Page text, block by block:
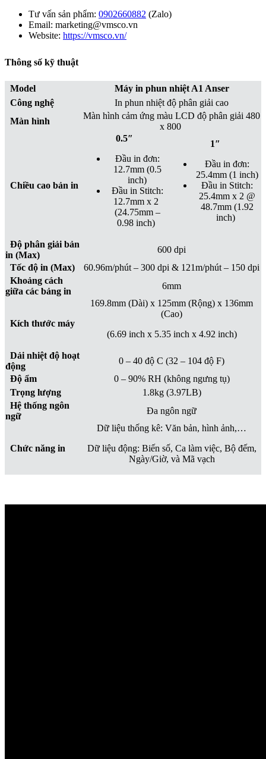
Tư vấn sản phẩm: 0902660882 (Zalo)
Email: marketing@vmsco.vn
Website: https://vmsco.vn/
Thông số kỹ thuật
Model
Máy in phun nhiệt A1 Anser
Công nghệ
In phun nhiệt độ phân giải cao
Màn hình
Màn hình cảm ứng màu LCD độ phân giải 480
x 800
Chiều cao bản in
0.5″
Đầu in đơn:
12.7mm (0.5
inch)
Đầu in Stitch:
12.7mm x 2
(24.75mm –
0.98 inch)
1″
Đầu in đơn:
25.4mm (1 inch)
Đầu in Stitch:
25.4mm x 2 @
48.7mm (1.92
inch)
Độ phân giải bản
in (Max)
600 dpi
Tốc độ in (Max)
60.96m/phút – 300 dpi & 121m/phút – 150 dpi
Khoảng cách
giữa các bảng in
6mm
Kích thước máy
169.8mm (Dài) x 125mm (Rộng) x 136mm
(Cao)
(6.69 inch x 5.35 inch x 4.92 inch)
Dải nhiệt độ hoạt
động
0 – 40 độ C (32 – 104 độ F)
Độ ẩm
0 – 90% RH (không ngưng tụ)
Trọng lượng
1.8kg (3.97LB)
Hệ thống ngôn
ngữ
Đa ngôn ngữ
Chức năng in
Dữ liệu thống kê: Văn bản, hình ảnh,…
Dữ liệu động: Biến số, Ca làm việc, Bộ đếm,
Ngày/Giờ, và Mã vạch